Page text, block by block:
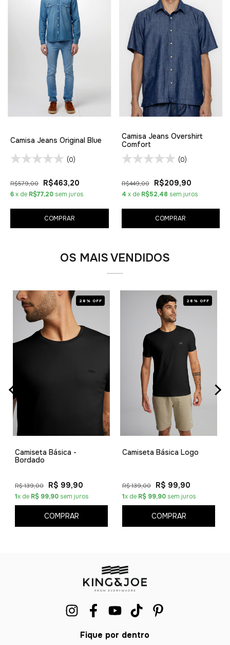
Camisa Jeans Original Blue
(0)
R$579,00 R$463,20
6x de R$77,20 sem juros
COMPRAR
Camisa Jeans Overshirt
Comfort
(0)
R$449,00 R$209,90
4 x de R$52,48 sem juros
COMPRAR
OS MAIS VENDIDOS
28% OFF
Camiseta Básica -
Bordado
R$ 139,00 R$ 99,90
1x de R$ 99,90 sem juros
COMPRAR
28% OFF
Camiseta Básica Logo
R$ 139,00 R$ 99,90
1x de R$ 99,90 sem juros
COMPRAR
Fique por dentro